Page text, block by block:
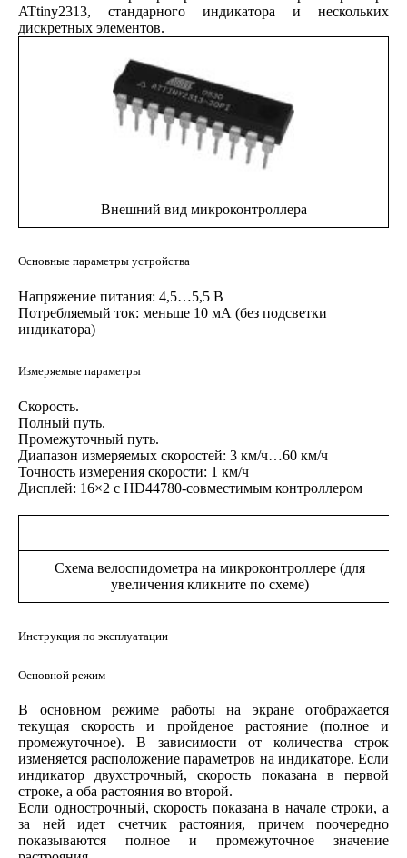
ATtiny2313, стандарного индикатора и нескольких
дискретных элементов.
Внешний вид микроконтроллера
Основные параметры устройства
Напряжение питания: 4,5…5,5 В
Потребляемый ток: меньше 10 мА (без подсветки
индикатора)
Измеряемые параметры
Скорость.
Полный путь.
Промежуточный путь.
Диапазон измеряемых скоростей: 3 км/ч…60 км/ч
Точность измерения скорости: 1 км/ч
Дисплей: 16×2 с HD44780-совместимым контроллером
Схема велоспидометра на микроконтроллере (для
увеличения кликните по схеме)
Инструкция по эксплуатации
Основной режим
В основном режиме работы на экране отображается
текущая скорость и пройденое растояние (полное и
промежуточное). В зависимости от количества строк
изменяется расположение параметров на индикаторе. Если
индикатор двухстрочный, скорость показана в первой
строке, а оба растояния во второй.
Если однострочный, скорость показана в начале строки, а
за ней идет счетчик растояния, причем поочередно
показываются полное и промежуточное значение